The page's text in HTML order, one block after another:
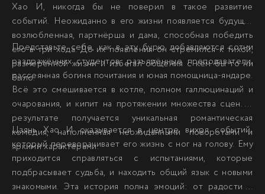
Хао И, никогда бы не поверил в такое развитие
событий. Неожиданно в его жизни появляется будущая
возлюбленная, партнёрша и дама, способная победить
его в три хода. До их появления он стремился к тихой,
размеренной жизни и избегал общения с кем бы то ни
было.
Представьте себе, как в эту бурю добавляются сотни
раздражённых студентов, разъярённые преподаватели,
рассеянная богиня почитания и юная помощница-яндаре.
Всё это смешивается в котле, полном галлюцинаций и
очарования, и кипит на протяжении множества сцен. В
результате получается уникальная романтическая
комедия, наполненная неожиданными поворотами и
яркими характерами.
Цзянь Хао И оказывается в центре вихря событий,
который переворачивает его жизнь с ног на голову. Ему
приходится справляться с испытаниями, которые
подбрасывает судьба, и находить общий язык с новыми
знакомыми. Эта история полна эмоций: от радости и